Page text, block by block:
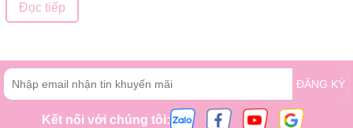
Đọc tiếp
ĐĂNG KÝ
Kết nối với chúng tôi: